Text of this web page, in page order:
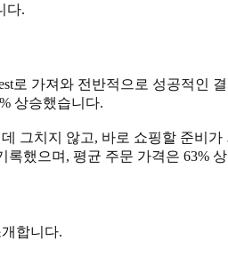
다.
로 가져와 전반적으로 성공적인
상승했습니다.
그치지 않고, 바로 쇼핑할 준비
록했으며, 평균 주문 가격은 63%
합니다.